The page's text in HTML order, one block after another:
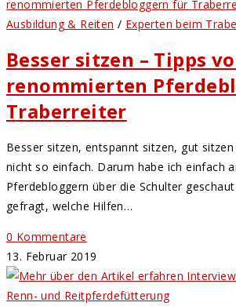
Ausbildung & Reiten / Experten beim
Besser sitzen – Tipps
renommierten
Traberreiter
Besser sitzen, entspannt sitzen, gut
nicht so einfach. Darum habe ich einfach
Pferdebloggern über die Schulter
gefragt, welche Hilfen…
0 Kommentare
13. Februar 2019